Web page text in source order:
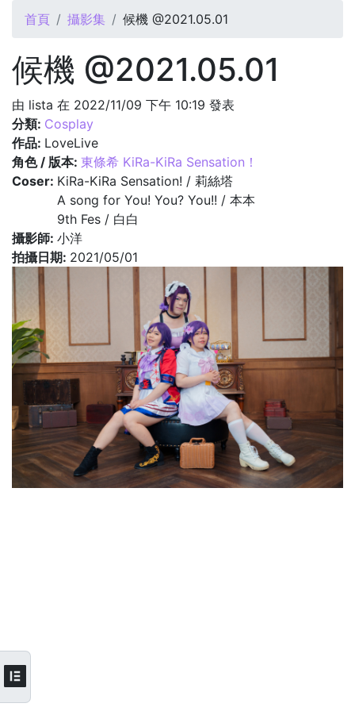
您在這裡
首頁 攝影集 候機 @2021.05.01
候機 @2021.05.01
由 lista 在 2022/11/09 下午 10:19 發表
分類: Cosplay
作品: LoveLive
角色 / 版本: 東條希 KiRa-KiRa Sensation！
Coser: KiRa-KiRa Sensation! / 莉絲塔
A song for You! You? You!! / 本本
9th Fes / 白白
攝影師: 小洋
拍攝日期: 2021/05/01